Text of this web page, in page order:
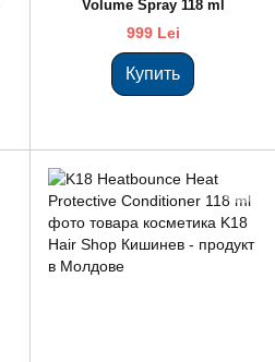
Volume Spray 118 ml
999 Lei
Купить